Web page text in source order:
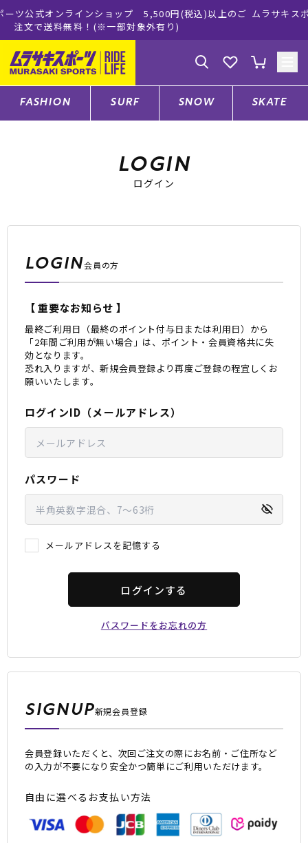
ップ 5,500円(税込)以上のご
部対象外有り)
ムラサキスポーツ公式オンライン
ゲスト様
ログイン 会員登録
スノーTOP
スケートTOP
CONTENTS
特集一覧
RIDE LIFE MAGAZINE一
スタッフスナップ
店頭受取サービス
お問い合わせ
ニュース
ムラサキスポーツ 公式アプリ
ポイント・クーポンもこのアプリで！
FASHION SURF SNOW SKATE
LOGIN
ログイン
LOGIN会員の方
【 重要なお知らせ 】
最終ご利用日（最終のポイント付与日または利用日）から
「2年間ご利用が無い場合」は、ポイント・会員資格共に失
効となります。
恐れ入りますが、新規会員登録より再度ご登録の程宜しくお
願いいたします。
ログインID（メールアドレス）
パスワード
メールアドレスを記憶する
ログインする
パスワードをお忘れの方
SIGNUP新規会員登録
会員登録いただくと、次回ご注文の際にお名前・ご住所など
の入力が不要になり安全かつ簡単にご利用いただけます。
自由に選べるお支払い方法